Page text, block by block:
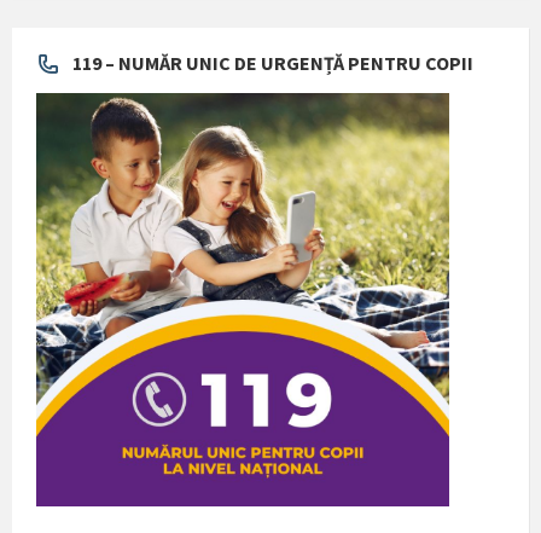
119 – NUMĂR UNIC DE URGENȚĂ PENTRU COPII